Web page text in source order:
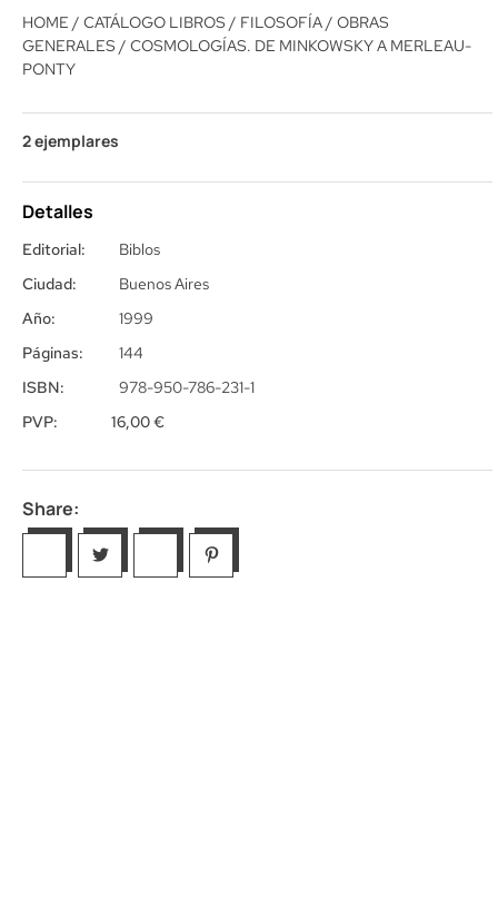
HOME / CATÁLOGO LIBROS / FILOSOFÍA/ OBRAS
GENERALES / COSMOLOGÍAS. DE MINKOWSKY A MERLEAU-
PONTY
2 ejemplares
Detalles
Editorial:
Ciudad:
Año:
Páginas:
ISBN:
Biblos
Buenos Aires
1999
144
978-950-786-231-1
PVP:
16,00€
Share: